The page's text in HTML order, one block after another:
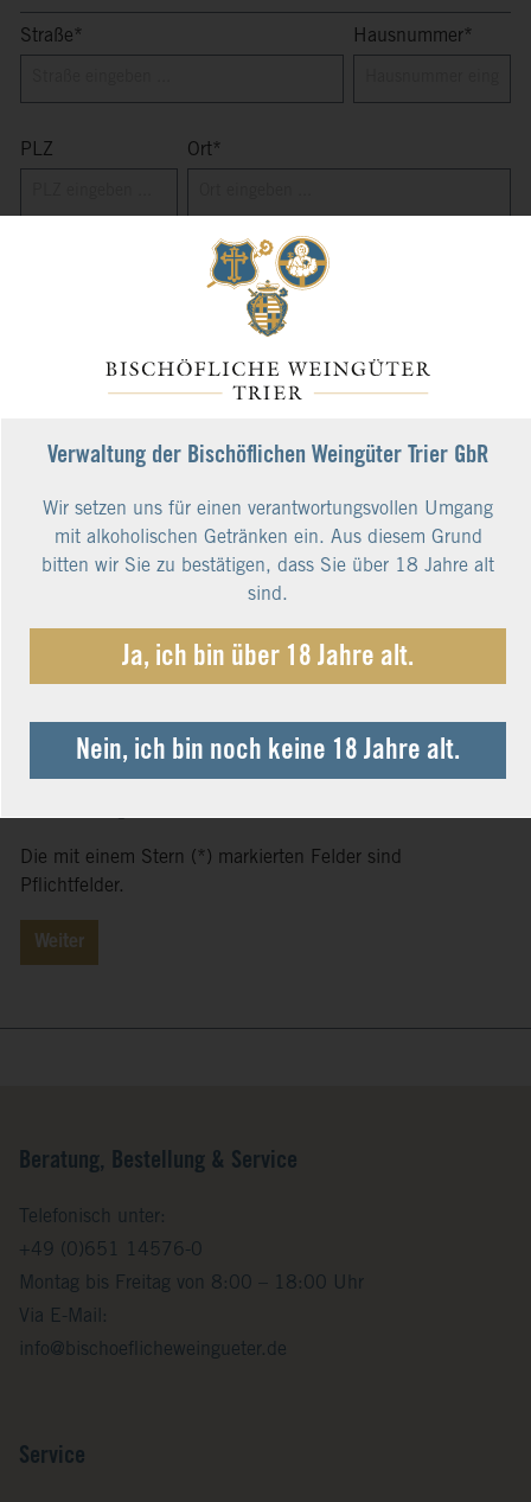
Straße* Hausnummer*
PLZ Ort*
Telefonnummer
Lieferadresse weicht von Rechnungsadresse ab.
Datenschutz
Die mit einem Stern (*) markierten Felder sind
Pflichtfelder.
Weiter
Beratung, Bestellung & Service
Telefonisch unter:
+49 (0)651 14576-0
Montag bis Freitag von 8:00 – 18:00 Uhr
Via E-Mail:
info@bischoeflicheweingueter.de
Service
Verwaltung der Bischöflichen Weingüter Trier GbR
Wir setzen uns für einen verantwortungsvollen Umgang
mit alkoholischen Getränken ein. Aus diesem Grund
bitten wir Sie zu bestätigen, dass Sie über 18 Jahre alt
sind.
Ja, ich bin über 18 Jahre alt.
Nein, ich bin noch keine 18 Jahre alt.